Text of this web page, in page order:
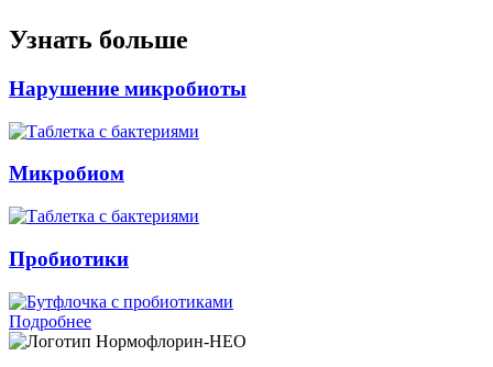
Узнать больше
Нарушение микробиоты
Микробиом
Пробиотики
Подробнее
Нормофлорин-НЕО